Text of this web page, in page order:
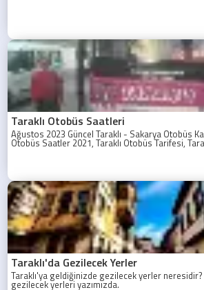
Taraklı Otobüs Saatleri
Ağustos 2023 Güncel Taraklı - Sakarya Otobüs
Otobüs Saatler 2021, Taraklı Otobüs Tarifesi,
ne zaman? Taraklı - Sakarya Son Otobüs Ne
Taraklı'da Gezilecek Yerler
Taraklı'ya geldiğinizde gezilecek yerler neresidir?
gezilecek yerleri yazımızda.